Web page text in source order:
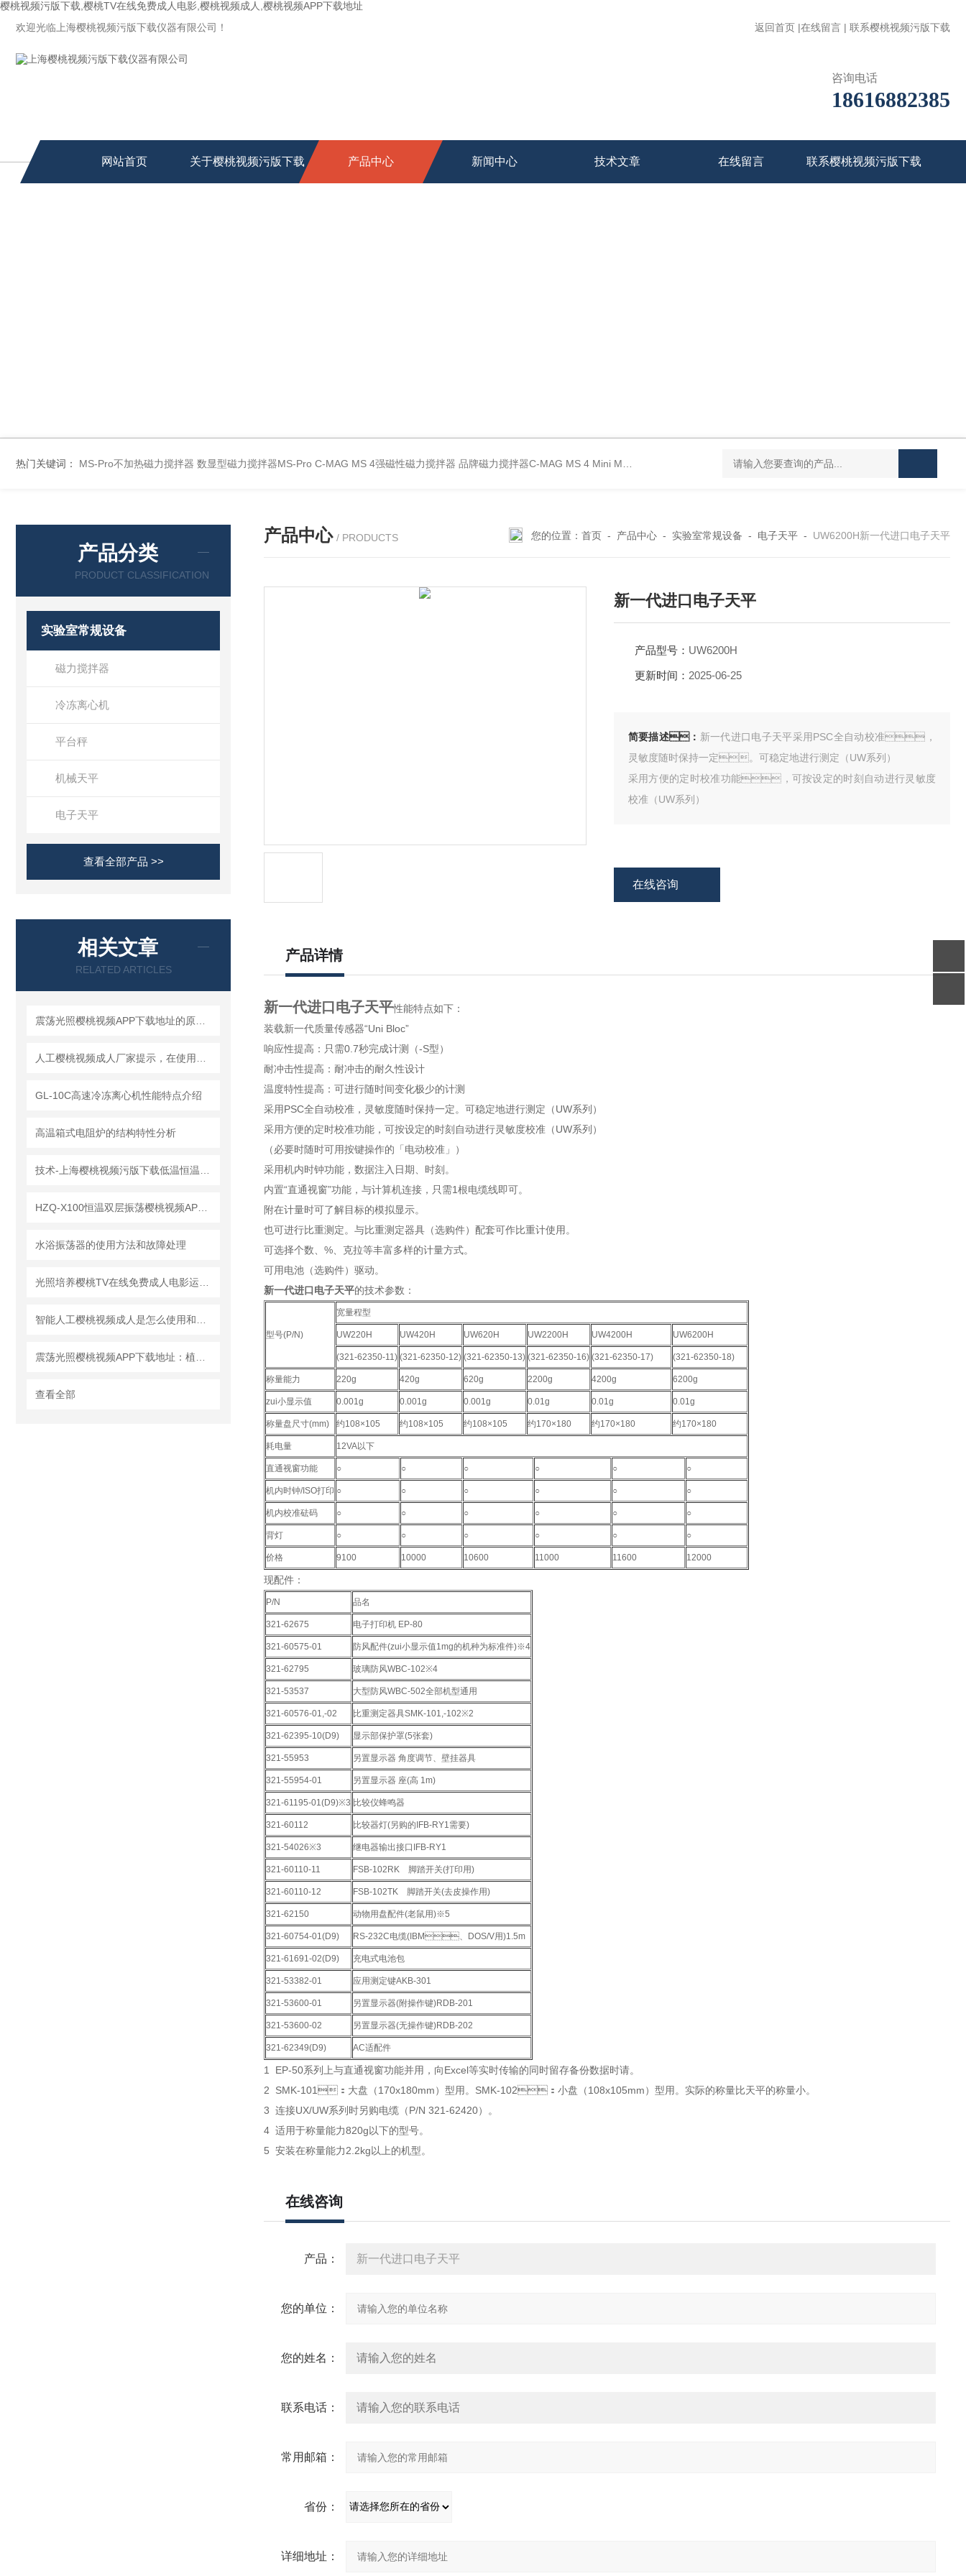
樱桃视频污版下载,樱桃TV在线免费成人电影,樱桃视频成人,樱桃视频APP下载地址
欢迎光临上海樱桃视频污版下载仪器有限公司！
返回首页 |在线留言 | 联系樱桃视频污版下载
咨询电话
18616882385
网站首页 关于樱桃视频污版下载 产品中心 新闻中心 技术文章 在线留言 联系樱桃视频污版下载
热门关键词： MS-Pro不加热磁力搅拌器 数显型磁力搅拌器MS-Pro C-MAG MS 4强磁性磁力搅拌器 品牌磁力搅拌器C-MAG MS 4 Mini MR standard IKA磁力搅拌器 Mini MR standard IKAMAG磁力搅拌器
产品分类
PRODUCT CLASSIFICATION
实验室常规设备
磁力搅拌器
冷冻离心机
平台秤
机械天平
电子天平
查看全部产品 >>
相关文章
RELATED ARTICLES
GL-10C高速冷冻离心机性能特点介绍
高温箱式电阻炉的结构特性分析
水浴振荡器的使用方法和故障处理
查看全部
产品中心 / PRODUCTS 您的位置： 首页 - 产品中心 - 实验室常规设备 - 电子天平 - UW6200H新一代进口电子天平
新一代进口电子天平
产品型号： UW6200H
更新时间： 2025-06-25
简要描述： 新一代进口电子天平采用PSC全自动校准，
灵敏度随时保持一定。可稳定地进行测定（UW系列）
采用方便的定时校准功能，可按设定的时刻自动进行灵敏度
校准（UW系列）
在线咨询
产品详情
新一代进口电子天平性能特点如下：
装载新一代质量传感器“Uni Bloc”
响应性提高：只需0.7秒完成计测（-S型）
耐冲击性提高：耐冲击的耐久性设计
温度特性提高：可进行随时间变化极少的计测
采用PSC全自动校准，灵敏度随时保持一定。可稳定地进行测定（UW系列）
采用方便的定时校准功能，可按设定的时刻自动进行灵敏度校准（UW系列）
（必要时随时可用按键操作的「电动校准」）
采用机内时钟功能，数据注入日期、时刻。
内置“直通视窗”功能，与计算机连接，只需1根电缆线即可。
附在计量时可了解目标的模拟显示。
也可进行比重测定。与比重测定器具（选购件）配套可作比重计使用。
可选择个数、%、克拉等丰富多样的计量方式。
可用电池（选购件）驱动。
新一代进口电子天平的技术参数：
型号(P/N)
宽量程型
UW220H UW420H UW620H UW2200H UW4200H UW6200H
(321-62350-11) (321-62350-12) (321-62350-13) (321-62350-16) (321-62350-17) (321-62350-18)
称量能力 220g 420g 620g 2200g 4200g 6200g
zui小显示值 0.001g 0.001g 0.001g 0.01g 0.01g 0.01g
称量盘尺寸(mm) 约108×105 约108×105 约108×105 约170×180 约170×180 约170×180
耗电量 12VA以下
直通视窗功能 ○ ○ ○ ○ ○ ○
机内时钟/ISO打印 ○ ○ ○ ○ ○ ○
机内校准砝码 ○ ○ ○ ○ ○ ○
背灯 ○ ○ ○ ○ ○ ○
价格 9100 10000 10600 11000 11600 12000
现配件：
P/N 品名
321-62675 电子打印机 EP-80
321-60575-01 防风配件(zui小显示值1mg的机种为标准件)※4
321-62795 玻璃防风WBC-102※4
321-53537 大型防风WBC-502全部机型通用
321-60576-01,-02 比重测定器具SMK-101,-102※2
321-62395-10(D9) 显示部保护罩(5张套)
321-55953 另置显示器 角度调节、壁挂器具
321-55954-01 另置显示器 座(高 1m)
321-61195-01(D9)※3 比较仪蜂鸣器
321-60112 比较器灯(另购的IFB-RY1需要)
321-54026※3 继电器输出接口IFB-RY1
321-60110-11 FSB-102RK 脚踏开关(打印用)
321-60110-12 FSB-102TK 脚踏开关(去皮操作用)
321-62150 动物用盘配件(老鼠用)※5
321-60754-01(D9) RS-232C电缆(IBM、DOS/V用)1.5m
321-61691-02(D9) 充电式电池包
321-53382-01 应用测定键AKB-301
321-53600-01 另置显示器(附操作键)RDB-201
321-53600-02 另置显示器(无操作键)RDB-202
321-62349(D9) AC适配件
1 EP-50系列上与直通视窗功能并用，向Excel等实时传输的同时留存备份数据时请。
2 SMK-101：大盘（170x180mm）型用。SMK-102：小盘（108x105mm）型用。实际的称量比天平的称量小。
3 连接UX/UW系列时另购电缆（P/N 321-62420）。
4 适用于称量能力820g以下的型号。
5 安装在称量能力2.2kg以上的机型。
在线咨询
产品：
您的单位：
您的姓名：
联系电话：
常用邮箱：
省份：
详细地址：